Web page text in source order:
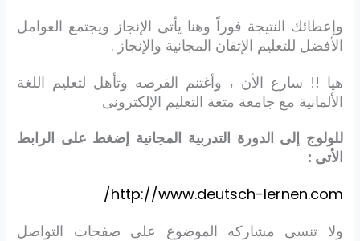
وإعطائك النتيجة فوراً وهنا يأتى الإنجاز ويجتمع العوامل
الأفضل للتعليم الإتقان المجانية والإنجاز .
هيا !! سارع الأن ، وأغتنم الفرصه وتأهل لتعليم اللغة
الألمانية مع جامعة متعة التعليم الإلكترونى
للولوج إلى الدورة التدربية المجانية إضغط على الرابط
الأتى :
http://www.deutsch-lernen.com/
ولا تنسى مشاركه الموضوع على صفحات التواصل